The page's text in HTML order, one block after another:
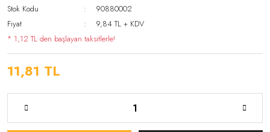
Stok Kodu
90880002
Fiyat
9,84 TL + KDV
* 1,12 TL den başlayan taksitlerle!
11,81 TL